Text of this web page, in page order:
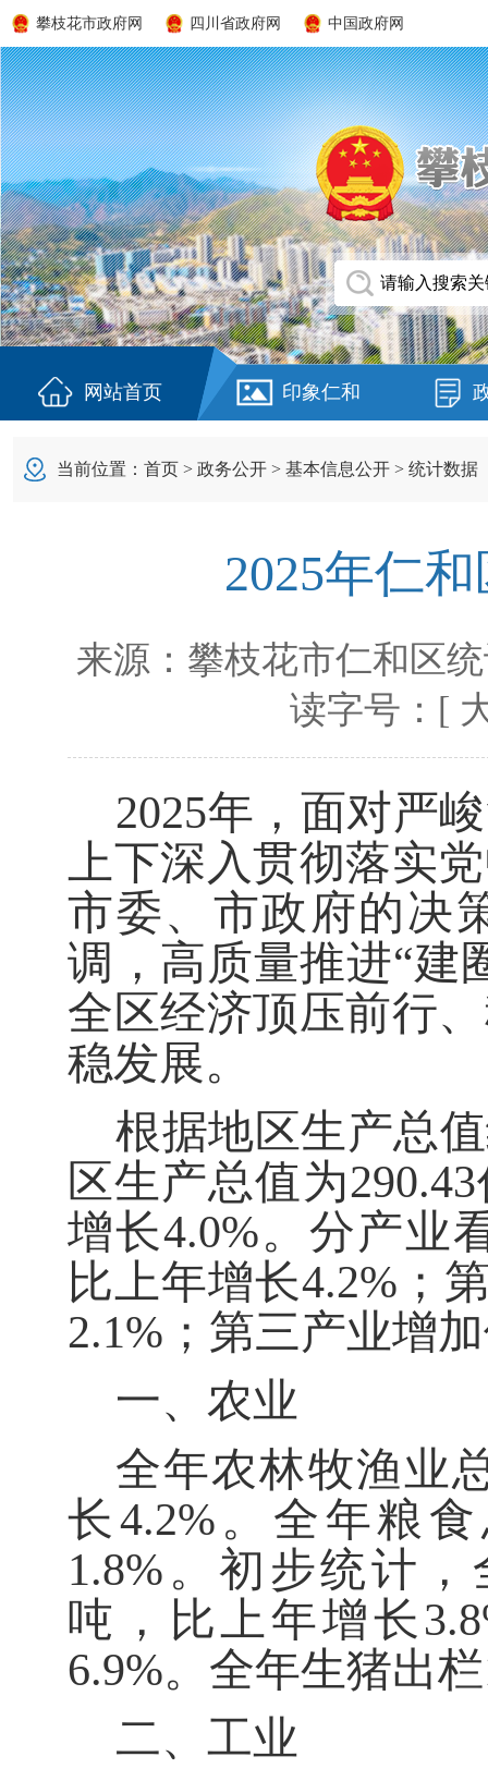
攀枝花市政府网 四川省政府网 中国政府网
网站首页 印象仁和
当前位置： 首页 > 政务公开 > 基本信息公开 > 统计数据
2025年仁
来源： 攀枝花市仁和区
读字号：[
2025年，面对严
上下深入贯彻落实
市委、市政府的决
调，高质量推进“建
全区经济顶压前行
稳发展。
根据地区生产总
区生产总值为290.43
增长4.0%。分产业
比上年增长4.2% ；
2.1% ；第三产业增
一、农业
全年农林牧渔业
长4.2% 。全年粮
1.8% 。初步统计
吨，比上年增长
6.9%。全年生猪出栏
二、工业